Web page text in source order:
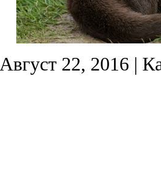
Август 22, 2016 |